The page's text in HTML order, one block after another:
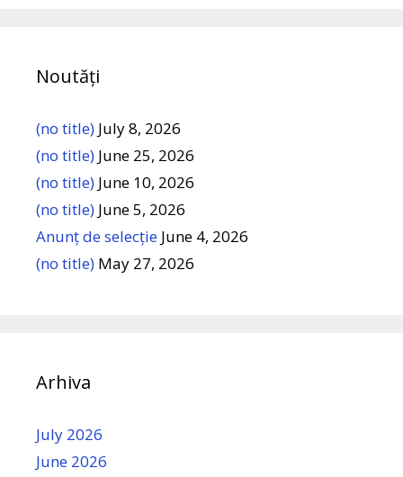
Noutăți
(no title) July 8, 2026
(no title) June 25, 2026
(no title) June 10, 2026
(no title) June 5, 2026
Anunț de selecție June 4, 2026
(no title) May 27, 2026
Arhiva
July 2026
June 2026